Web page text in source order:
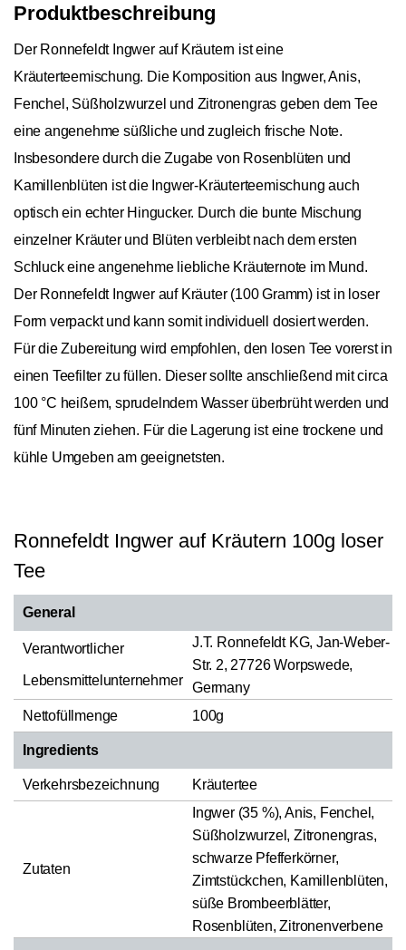
Produktbeschreibung
Der Ronnefeldt Ingwer auf Kräutern ist eine
Kräuterteemischung. Die Komposition aus Ingwer, Anis,
Fenchel, Süßholzwurzel und Zitronengras geben dem Tee
eine angenehme süßliche und zugleich frische Note.
Insbesondere durch die Zugabe von Rosenblüten und
Kamillenblüten ist die Ingwer-Kräuterteemischung auch
optisch ein echter Hingucker. Durch die bunte Mischung
einzelner Kräuter und Blüten verbleibt nach dem ersten
Schluck eine angenehme liebliche Kräuternote im Mund.
Der Ronnefeldt Ingwer auf Kräuter (100 Gramm) ist in loser
Form verpackt und kann somit individuell dosiert werden.
Für die Zubereitung wird empfohlen, den losen Tee vorerst in
einen Teefilter zu füllen. Dieser sollte anschließend mit circa
100 °C heißem, sprudelndem Wasser überbrüht werden und
fünf Minuten ziehen. Für die Lagerung ist eine trockene und
kühle Umgeben am geeignetsten.
Ronnefeldt Ingwer auf Kräutern 100g loser
Tee
General
Verantwortlicher
Lebensmittelunternehmer
J.T. Ronnefeldt KG, Jan-Weber-
Str. 2, 27726 Worpswede,
Germany
Nettofüllmenge
100g
Ingredients
Verkehrsbezeichnung Kräutertee
Zutaten
Ingwer (35 %), Anis, Fenchel,
Süßholzwurzel, Zitronengras,
schwarze Pfefferkörner,
Zimtstückchen, Kamillenblüten,
süße Brombeerblätter,
Rosenblüten, Zitronenverbene